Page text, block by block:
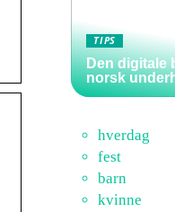
TIPS
Den digitale
norsk
hverdag
fest
barn
kvinne